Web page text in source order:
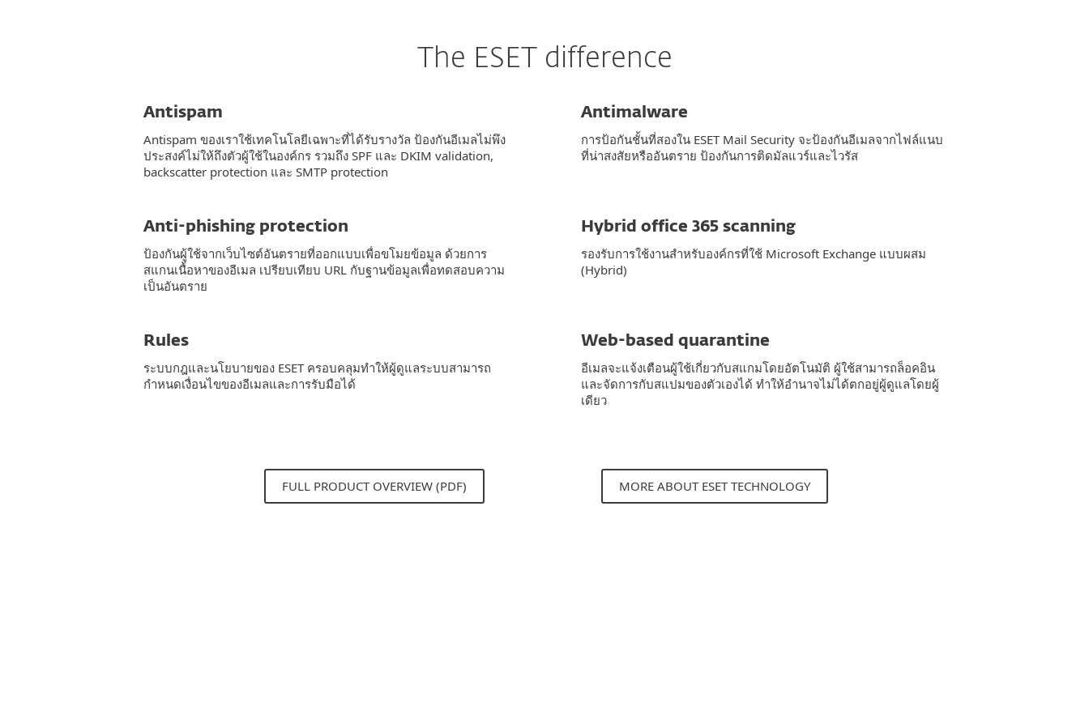
The ESET difference
Antispam
Antispam ของเราใช้เทคโนโลยีเฉพาะที่ได้รับรางวัล ป้องกันอีเมลไม่พึง
ประสงค์ไม่ให้ถึงตัวผู้ใช้ในองค์กร รวมถึง SPF และ DKIM validation,
backscatter protection และ SMTP protection
Antimalware
การป้อกันชั้นที่สองใน ESET Mail Security จะป้องกันอีเมลจากไฟล์แนบ
ที่น่าสงสัยหรืออันตราย ป้องกันการติดมัลแวร์และไวรัส
Anti-phishing protection
ป้องกันผู้ใช้จากเว็บไซต์อันตรายที่ออกแบบเพื่อขโมยข้อมูล ด้วยการ
สแกนเนื้อหาของอีเมล เปรียบเทียบ URL กับฐานข้อมูลเพื่อทดสอบความ
เป็นอันตราย
Hybrid office 365 scanning
รองรับการใช้งานสำหรับองค์กรที่ใช้ Microsoft Exchange แบบผสม
(Hybrid)
Rules
ระบบกฎและนโยบายของ ESET ครอบคลุมทำให้ผู้ดูแลระบบสามารถ
กำหนดเงื่อนไขของอีเมลและการรับมือได้
Web-based quarantine
อีเมลจะแจ้งเตือนผู้ใช้เกี่ยวกับสแกมโดยอัตโนมัติ ผู้ใช้สามารถล็อคอิน
และจัดการกับสแปมของตัวเองได้ ทำให้อำนาจไม่ได้ตกอยู่ผู้ดูแลโดยผู้
เดียว
FULL PRODUCT OVERVIEW (PDF) MORE ABOUT ESET TECHNOLOGY